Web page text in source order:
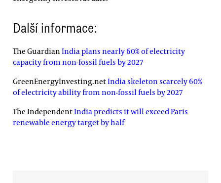
Další informace:
The Guardian India plans nearly 60% of electricity
capacity from non-fossil fuels by 2027
GreenEnergyInvesting.netIndia skeleton scarcely 60%
of electricity ability from non-fossil fuels by 2027
The IndependentIndia predicts it will exceed Paris
renewable energy target by half